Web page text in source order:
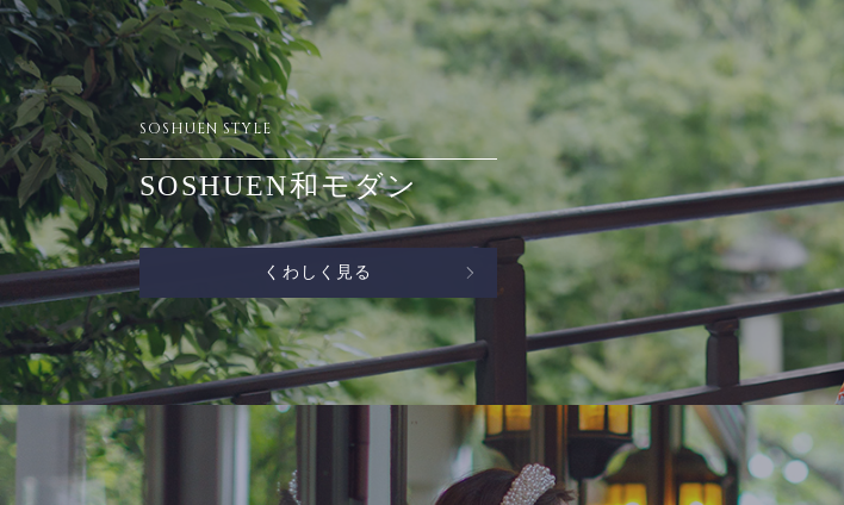
SOSHUEN STYLE
SOSHUEN和モダン
くわしく見る